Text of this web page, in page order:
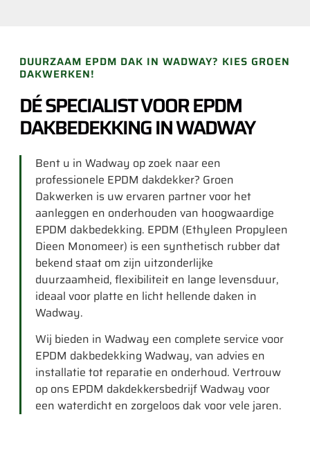
DUURZAAM EPDM DAK IN WADWAY? KIES GROEN
DAKWERKEN!
DÉ SPECIALIST VOOR EPDM
DAKBEDEKKING IN WADWAY
Bent u in Wadway op zoek naar een
professionele EPDM dakdekker? Groen
Dakwerken is uw ervaren partner voor het
aanleggen en onderhouden van hoogwaardige
EPDM dakbedekking. EPDM (Ethyleen Propyleen
Dieen Monomeer) is een synthetisch rubber dat
bekend staat om zijn uitzonderlijke
duurzaamheid, flexibiliteit en lange levensduur,
ideaal voor platte en licht hellende daken in
Wadway.
Wij bieden in Wadway een complete service voor
EPDM dakbedekking Wadway, van advies en
installatie tot reparatie en onderhoud. Vertrouw
op ons EPDM dakdekkersbedrijf Wadway voor
een waterdicht en zorgeloos dak voor vele jaren.